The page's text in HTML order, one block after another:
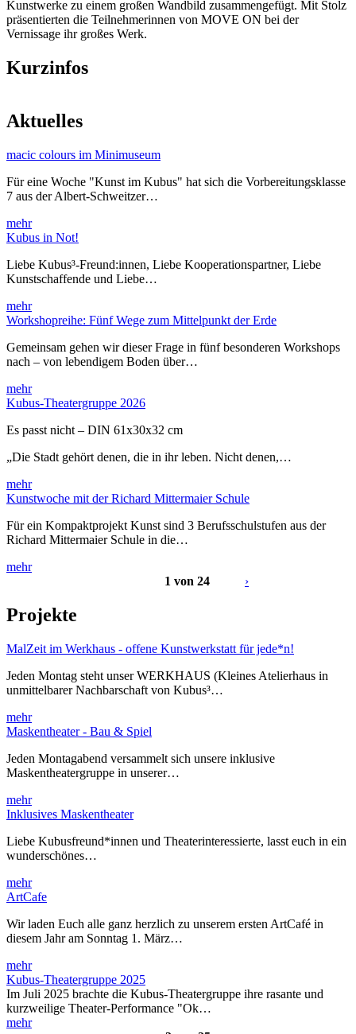
Kunstwerke zu einem großen Wandbild zusammengefügt. Mit Stolz
präsentierten die Teilnehmerinnen von MOVE ON bei der
Vernissage ihr großes Werk.
Kurzinfos
Aktuelles
macic colours im Minimuseum
Für eine Woche "Kunst im Kubus" hat sich die Vorbereitungsklasse
7 aus der Albert-Schweitzer…
mehr
Kubus in Not!
Liebe Kubus³-Freund:innen, Liebe Kooperationspartner, Liebe
Kunstschaffende und Liebe…
mehr
Workshopreihe: Fünf Wege zum Mittelpunkt der Erde
Gemeinsam gehen wir dieser Frage in fünf besonderen Workshops
nach – von lebendigem Boden über…
mehr
Kubus-Theatergruppe 2026
Es passt nicht – DIN 61x30x32 cm
„Die Stadt gehört denen, die in ihr leben. Nicht denen,…
mehr
Kunstwoche mit der Richard Mittermaier Schule
Für ein Kompaktprojekt Kunst sind 3 Berufsschulstufen aus der
Richard Mittermaier Schule in die…
mehr
1 von 24
›
Projekte
MalZeit im Werkhaus - offene Kunstwerkstatt für jede*n!
Jeden Montag steht unser WERKHAUS (Kleines Atelierhaus in
unmittelbarer Nachbarschaft von Kubus³…
mehr
Maskentheater - Bau & Spiel
Jeden Montagabend versammelt sich unsere inklusive
Maskentheatergruppe in unserer…
mehr
Inklusives Maskentheater
Liebe Kubusfreund*innen und Theaterinteressierte, lasst euch in ein
wunderschönes…
mehr
ArtCafe
Wir laden Euch alle ganz herzlich zu unserem ersten ArtCafé in
diesem Jahr am Sonntag 1. März…
mehr
Kubus-Theatergruppe 2025
Im Juli 2025 brachte die Kubus-Theatergruppe ihre rasante und
kurzweilige Theater-Performance "Ok…
mehr